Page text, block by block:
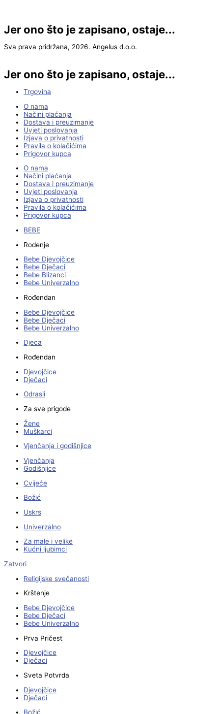
Jer ono što je zapisano, ostaje...
Sva prava pridržana, 2026. Angelus d.o.o.
Jer ono što je zapisano, ostaje...
Trgovina
O nama
Načini plaćanja
Dostava i preuzimanje
Uvjeti poslovanja
Izjava o privatnosti
Pravila o kolačićima
Prigovor kupca
O nama
Načini plaćanja
Dostava i preuzimanje
Uvjeti poslovanja
Izjava o privatnosti
Pravila o kolačićima
Prigovor kupca
BEBE
Rođenje
Bebe Djevojčice
Bebe Dječaci
Bebe Blizanci
Bebe Univerzalno
Rođendan
Bebe Djevojčice
Bebe Dječaci
Bebe Univerzalno
Djeca
Rođendan
Djevojčice
Dječaci
Odrasli
Za sve prigode
Žene
Muškarci
Vjenčanja i godišnjice
Vjenčanja
Godišnjice
Cvijeće
Božić
Uskrs
Univerzalno
Za male i velike
Kućni ljubimci
Zatvori
Religijske svečanosti
Krštenje
Bebe Djevojčice
Bebe Dječaci
Bebe Univerzalno
Prva Pričest
Djevojčice
Dječaci
Sveta Potvrda
Djevojčice
Dječaci
Božić